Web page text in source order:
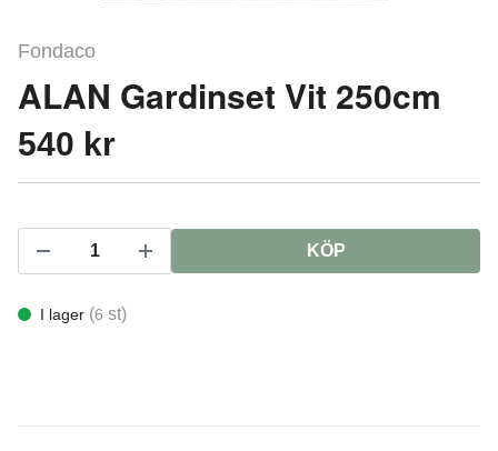
Fondaco
ALAN Gardinset Vit 250cm
540 kr
KÖP
I lager (6 st)